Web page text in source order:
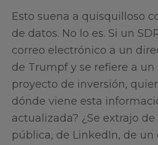
Esto suena a quisquilloso
de datos. No lo es. Si un
correo electrónico a un
de Trumpf y se refiere a un
proyecto de inversión,
dónde viene esta
actualizada? ¿Se extrajo
pública, de LinkedIn, de un